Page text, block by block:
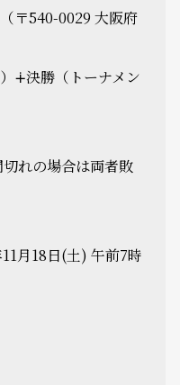
〒540-0029 大阪府
∔決勝（トーナメン
れの場合は両者敗
月18日(土) 午前7時